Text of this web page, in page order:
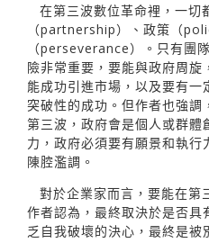
在第三波數位革命裡，一切
（partnership）、政策（
（perseverance）。只有團
險非常重要，要能與政府周
能成功引進市場，以及要有
突破性的成功。但作者也強調
第三波，政府會是個人或群體
力，政府必須要有願景和執
陳腔濫調。
對於企業家而言，要能在第
作者認為，最終取決於是否具
乏自我破壞的決心，最終是被